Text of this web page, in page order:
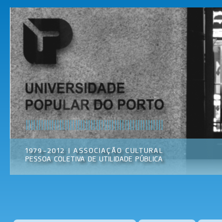
Universidade
Popular do
Porto
Associação
Cultural